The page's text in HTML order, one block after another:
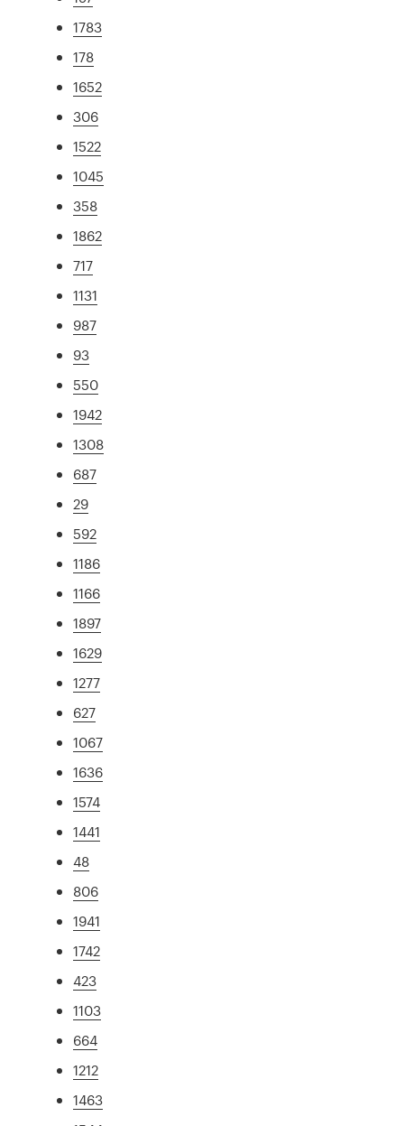
1783
178
1652
306
1522
1045
358
1862
717
1131
987
93
550
1942
1308
687
29
592
1186
1166
1897
1629
1277
627
1067
1636
1574
1441
48
806
1941
1742
423
1103
664
1212
1463